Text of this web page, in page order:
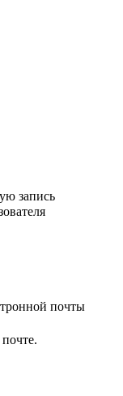
запись
почты